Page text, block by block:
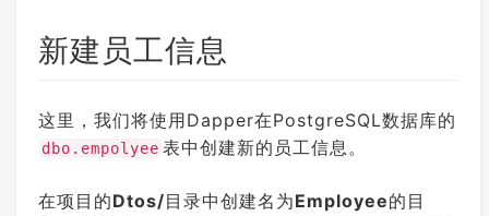
新建员工信息
这里，我们将使用Dapper在PostgreSQL数据库的
dbo.empolyee 表中创建新的员工信息。
在项目的Dtos/目录中创建名为Employee的目